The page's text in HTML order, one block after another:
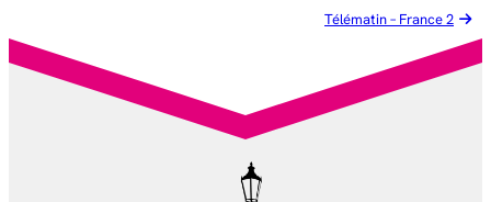
Télématin – France 2